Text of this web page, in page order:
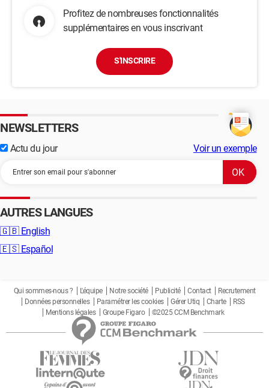
Profitez de nombreuses fonctionnalités
supplémentaires en vous inscrivant
S'INSCRIRE
NEWSLETTERS
Actu du jour Voir un exemple
AUTRES LANGUES
🇬🇧 English
🇪🇸 Español
Qui sommes-nous ? L'équipe Notre société Publicité Contact
Recrutement
Données personnelles
Paramétrer les cookies Gérer Utiq Charte
RSS
Mentions légales
Groupe Figaro ©2025 CCM Benchmark